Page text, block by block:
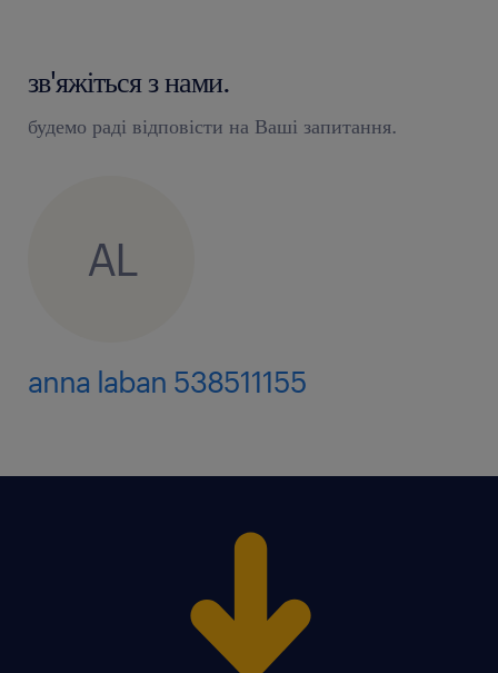
зв'яжіться з нами.
будемо раді відповісти на Ваші запитання.
AL
anna laban 538511155